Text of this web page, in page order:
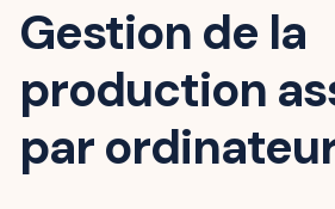
Gestion de la
production
par